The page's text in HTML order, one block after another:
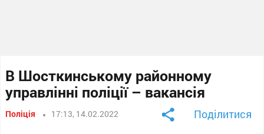
В Шосткинському районному
управлінні поліції – вакансія
Поліція 17:13, 14.02.2022 Поділитися